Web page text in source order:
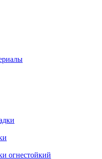
огнестойкий